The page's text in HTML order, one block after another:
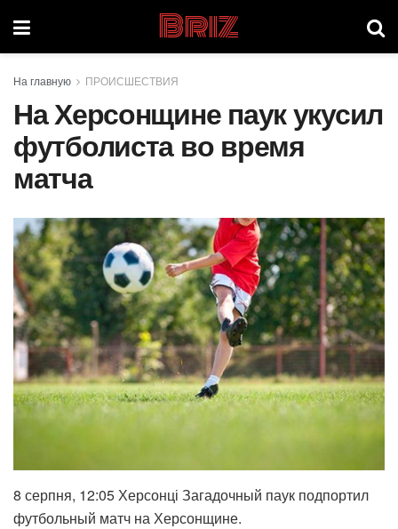
Briz
На главную ПРОИСШЕСТВИЯ
На Херсонщине паук укусил
футболиста во время
матча
8 серпня, 12:05 Херсонці Загадочный паук подпортил
футбольный матч на Херсонщине.